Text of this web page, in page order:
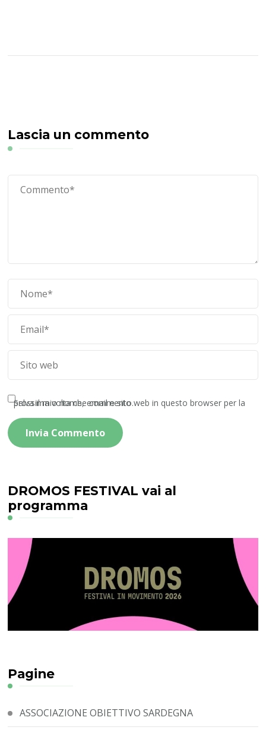
Lascia un commento
Salva il mio nome, email e sito web in questo browser per la prossima volta che commento.
DROMOS FESTIVAL vai al
programma
Pagine
ASSOCIAZIONE OBIETTIVO SARDEGNA